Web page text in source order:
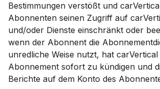
Bestimmungen verstößt und
Abonnenten seinen Zugriff auf
und/oder Dienste einschränkt oder
wenn der Abonnent die
unredliche Weise nutzt, hat carVertical
Abonnement sofort zu kündigen und
Berichte auf dem Konto des